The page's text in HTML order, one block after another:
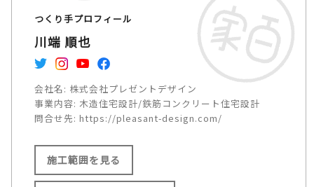
つくり手プロフィール
川端 順也
会社名: 株式会社プレゼントデザイン
事業内容: 木造住宅設計/鉄筋コンクリート住宅設計
問合せ先: https://pleasant-design.com/
施工範囲を見る